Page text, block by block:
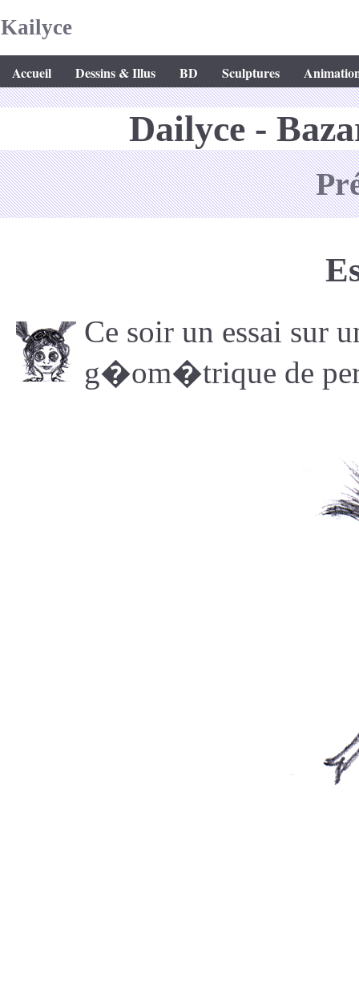
Kailyce
Accueil Dessins & Illus BD Sculptures
Dailyce -
Ce soir un essai sur
g�om�trique de